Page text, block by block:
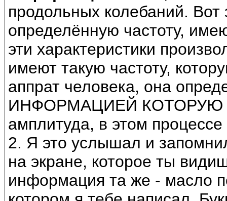
продольных колебаний.
определённую частоту,
эти характеристики
имеют такую частоту,
аппрат человека, она
ИНФОРМАЦИЕЙ КОТОРУЮ
амплитуда, в этом
2. Я это услышал и
на экране, которое ты
информация та же - масло